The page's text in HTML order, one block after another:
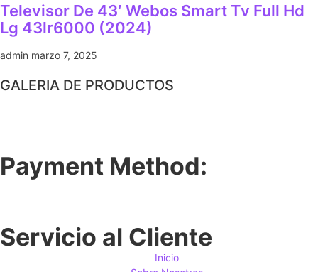
Televisor De 43′ Webos Smart Tv Full Hd
Lg 43lr6000 (2024)
admin marzo 7, 2025
GALERIA DE PRODUCTOS
Payment Method:
Servicio al Cliente
Inicio